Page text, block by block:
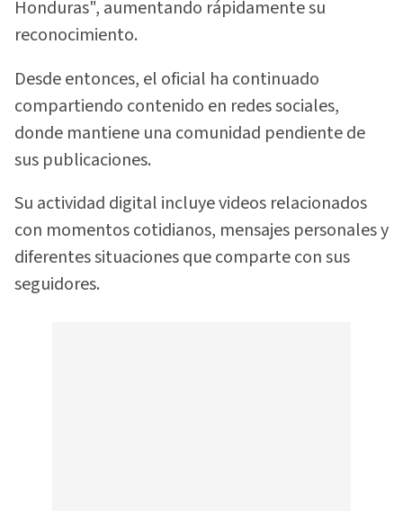
Honduras", aumentando rápidamente su
reconocimiento.
Desde entonces, el oficial ha continuado
compartiendo contenido en redes sociales,
donde mantiene una comunidad pendiente de
sus publicaciones.
Su actividad digital incluye videos relacionados
con momentos cotidianos, mensajes personales y
diferentes situaciones que comparte con sus
seguidores.